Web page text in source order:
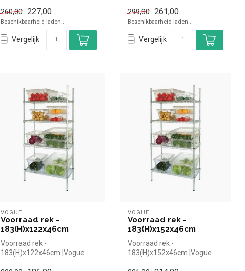
260,00 227,00
Beschikbaarheid laden..
Vergelijk
299,00 261,00
Beschikbaarheid laden..
Vergelijk
VOGUE
Voorraad rek -
183(H)x122x46cm
Voorraad rek -
183(H)x122x46cm |Vogue
VOGUE
Voorraad rek -
183(H)x152x46cm
Voorraad rek -
183(H)x152x46cm |Vogue